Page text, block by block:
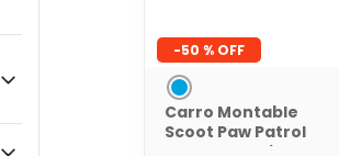
-50 %
Carro Montable
Scoot Paw Patrol